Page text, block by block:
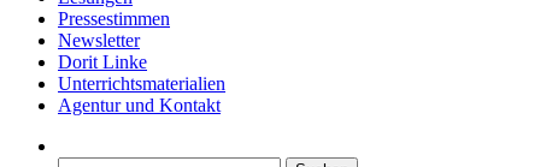
Pressestimmen
Newsletter
Dorit Linke
Unterrichtsmaterialien
Agentur und Kontakt